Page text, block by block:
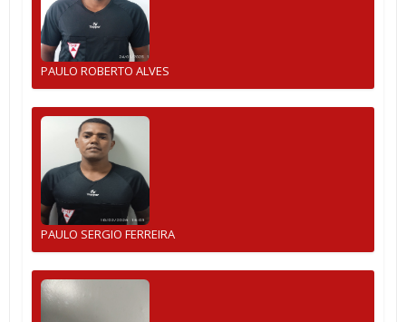
PAULO ROBERTO ALVES
PAULO SERGIO FERREIRA